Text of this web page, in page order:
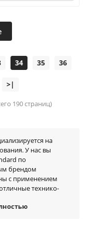
34 35 36
>|
190 страниц)
на
У нас вы
по
брендом
с применением
технико-
покупателей.